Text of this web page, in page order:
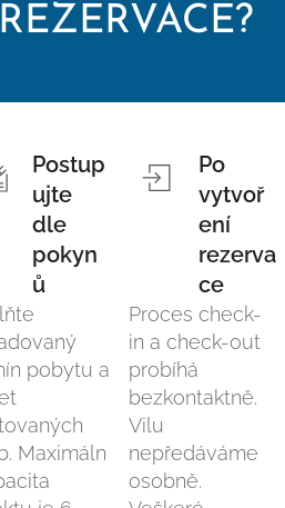
Postup
ujte
dle
pokyn
ů
pobytu a
Maximáln
Po
vytvoř
ení
rezerva
ce
Proces check-
in a check-out
probíhá
bezkontaktně.
Vilu
nepředáváme
osobně.